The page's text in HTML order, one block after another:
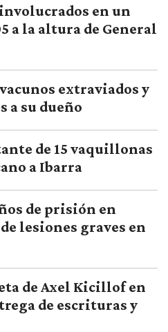
en un
a la altura de General
extraviados y
a su dueño
de 15 vaquillonas
a Ibarra
de prisión en
lesiones graves en
de Axel Kicillof en
de escrituras y